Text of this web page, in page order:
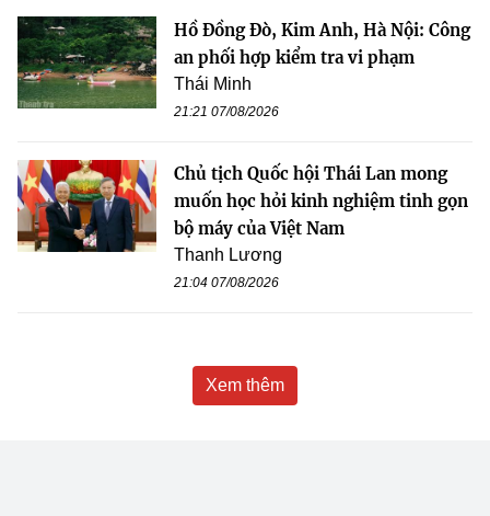
Hồ Đồng Đò, Kim Anh, Hà Nội: Công
an phối hợp kiểm tra vi phạm
Thái Minh
21:21 07/08/2026
Chủ tịch Quốc hội Thái Lan mong
muốn học hỏi kinh nghiệm tinh gọn
bộ máy của Việt Nam
Thanh Lương
21:04 07/08/2026
Xem thêm